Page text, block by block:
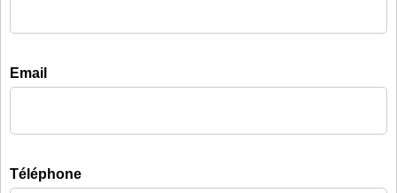
Email
Téléphone